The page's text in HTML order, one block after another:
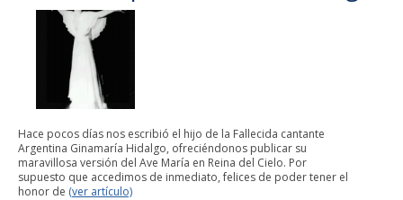
Hace pocos días nos escribió el hijo de la Fallecida cantante
Argentina Ginamaría Hidalgo, ofreciéndonos publicar su
maravillosa versión del Ave María en Reina del Cielo. Por
supuesto que accedimos de inmediato, felices de poder tener el
honor de (ver artículo)